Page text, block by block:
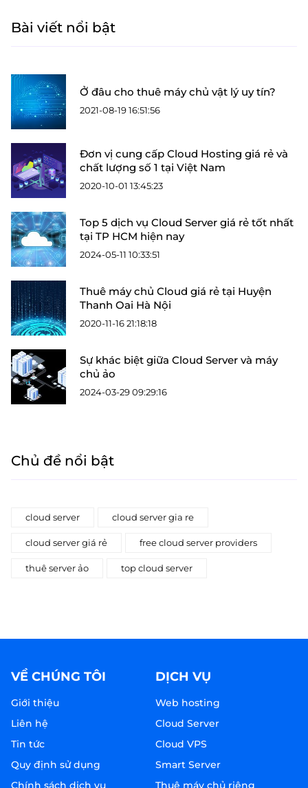
Bài viết nổi bật
Ở đâu cho thuê máy chủ vật lý uy tín?
2021-08-19 16:51:56
Đơn vị cung cấp Cloud Hosting giá rẻ và
chất lượng số 1 tại Việt Nam
2020-10-01 13:45:23
Top 5 dịch vụ Cloud Server giá rẻ tốt nhất
tại TP HCM hiện nay
2024-05-11 10:33:51
Thuê máy chủ Cloud giá rẻ tại Huyện
Thanh Oai Hà Nội
2020-11-16 21:18:18
Sự khác biệt giữa Cloud Server và máy
chủ ảo
2024-03-29 09:29:16
Chủ đề nổi bật
cloud server cloud server gia re
cloud server giá rẻ free cloud server providers
thuê server ảo top cloud server
VỀ CHÚNG TÔI
Giới thiệu
Liên hệ
Tin tức
Quy định sử dụng
Chính sách dịch vụ
DỊCH VỤ
Web hosting
Cloud Server
Cloud VPS
Smart Server
Thuê máy chủ riêng